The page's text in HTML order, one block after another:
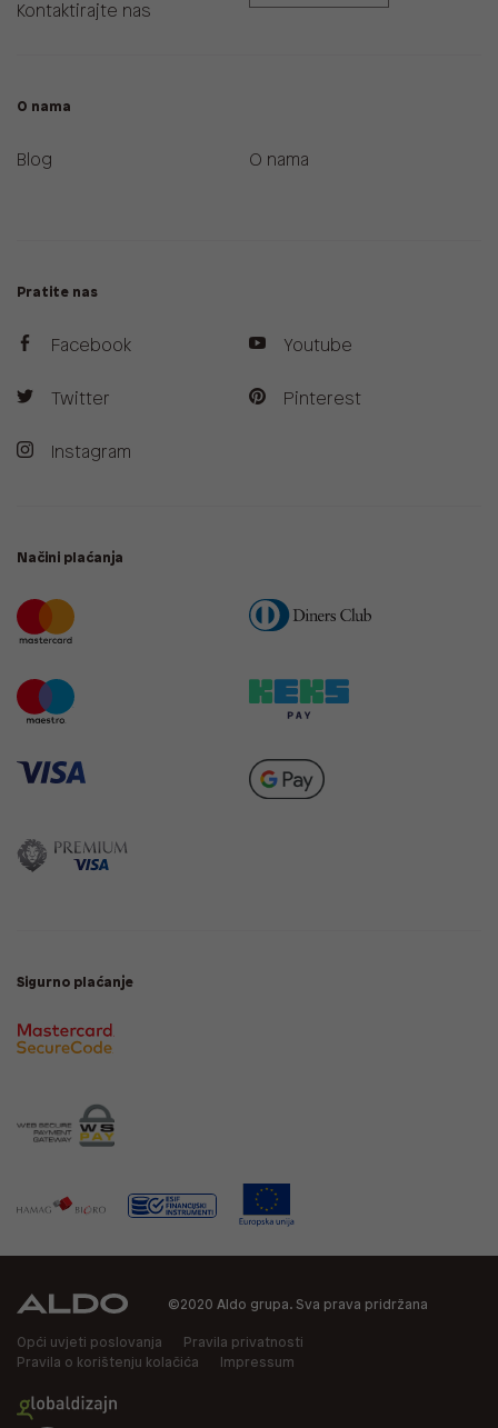
Kontaktirajte nas
O nama
Blog O nama
Pratite nas
Facebook
Twitter
Instagram
Youtube
Pinterest
Načini plaćanja
Sigurno plaćanje
©2020 Aldo grupa. Sva prava pridržana
Opći uvjeti poslovanja
Pravila privatnosti
Pravila o korištenju kolačića
Impressum